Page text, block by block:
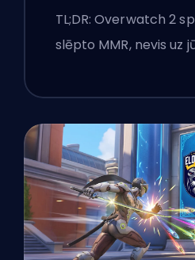
TL;DR: Overwatch 2
slēpto MMR, nevis uz